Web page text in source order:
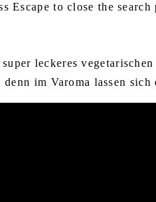
Escape to close the search
leckeres
im Varoma lassen